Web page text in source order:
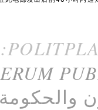
والحكومة